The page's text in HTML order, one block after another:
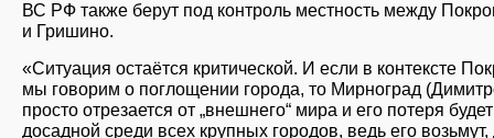
ВС РФ также берут под контроль местность между
и Гришино.
«Ситуация остаётся критической. И если в контексте
мы говорим о поглощении города, то Мирноград
просто отрезается от „внешнего“ мира и его потеря
досадной среди всех крупных городов, ведь его